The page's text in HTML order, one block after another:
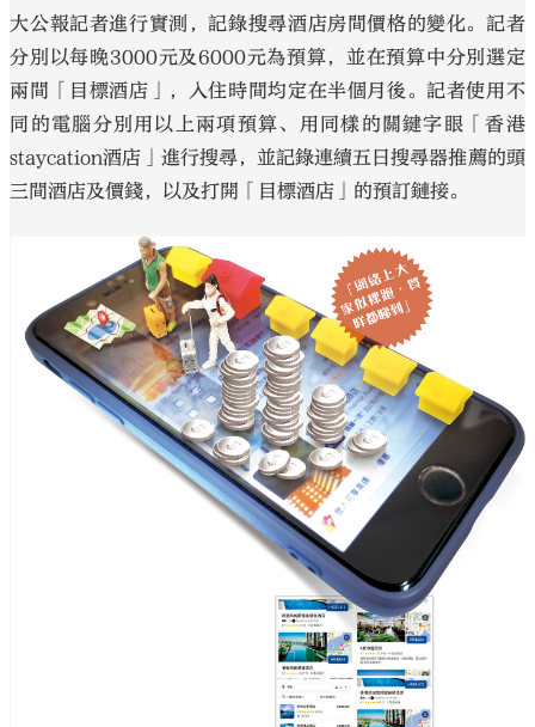
大公報記者進行實測，記錄搜尋酒店房間價格的變化。記者
分別以每晚3000元及6000元為預算，並在預算中分別選定
兩間「目標酒店」，入住時間均定在半個月後。記者使用不
同的電腦分別用以上兩項預算、用同樣的關鍵字眼「香港
staycation酒店」進行搜尋，並記錄連續五日搜尋器推薦的頭
三間酒店及價錢，以及打開「目標酒店」的預訂鏈接。